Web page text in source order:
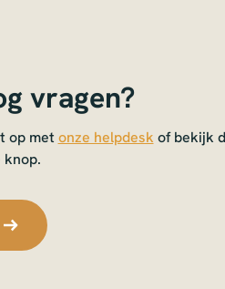
vragen?
op met onze helpdesk of bekijk